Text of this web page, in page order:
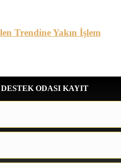
Trendine Yakın İşlem
ODASI KAYIT